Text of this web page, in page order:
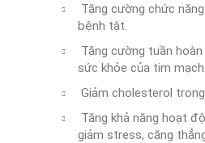
Tăng cường chức
bệnh tật.
Tăng cường tuần
sức khỏe của tim mạch.
Giảm cholesterol
Tăng khả năng hoạt
giảm stress, căng